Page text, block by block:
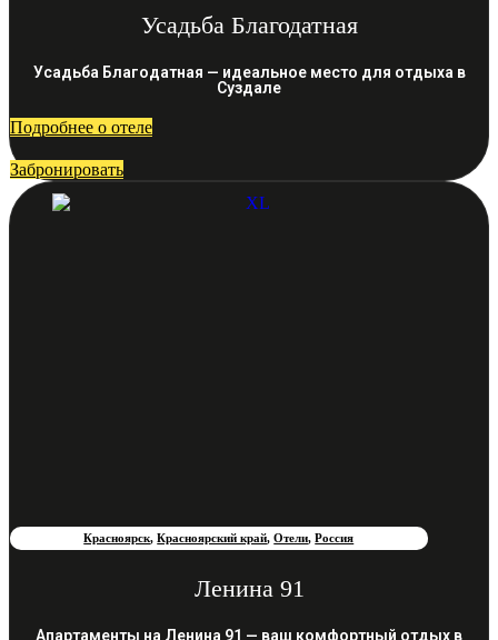
Усадьба Благодатная
Усадьба Благодатная — идеальное место для отдыха в
Суздале
Подробнее о отеле
Забронировать
Красноярск,Красноярский край,Отели,Россия
Ленина 91
Апартаменты на Ленина 91 — ваш комфортный отдых в